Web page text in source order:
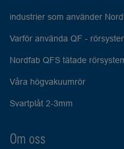
industrier som använder
Varför använda QF -
Nordfab QFS tätade
Våra högvakuumrör
Svartplåt 2-3mm
Om oss